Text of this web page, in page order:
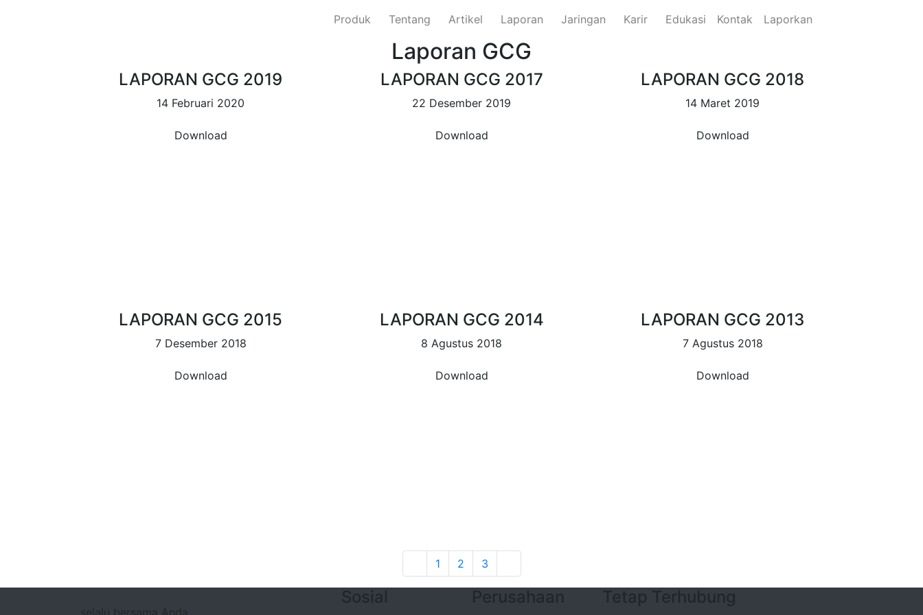
Produk Tentang Artikel Laporan Jaringan Karir Edukasi Kontak Laporkan
Laporan GCG
LAPORAN GCG 2019
14 Februari 2020
Download
LAPORAN GCG 2017
22 Desember 2019
Download
LAPORAN GCG 2018
14 Maret 2019
Download
LAPORAN GCG 2015
7 Desember 2018
Download
LAPORAN GCG 2014
8 Agustus 2018
Download
LAPORAN GCG 2013
7 Agustus 2018
Download
1 2 3
selalu bersama Anda.
Sosial Perusahaan Tetap Terhubung